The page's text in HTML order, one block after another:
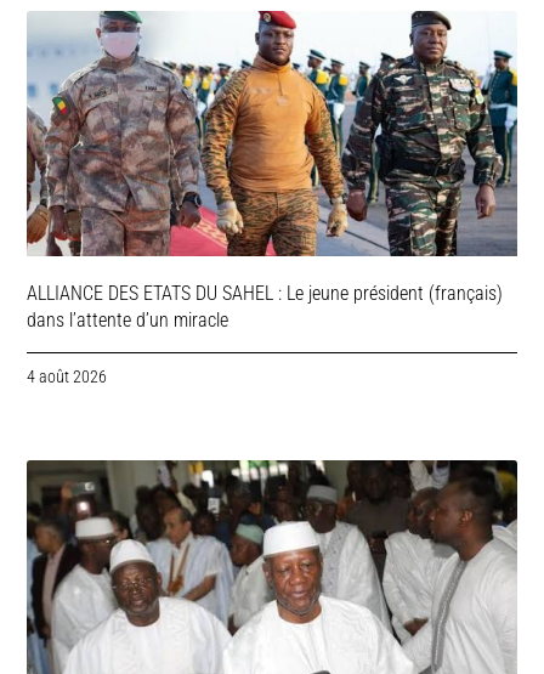
ALLIANCE DES ETATS DU SAHEL : Le jeune président (français)
dans l’attente d’un miracle
4 août 2026